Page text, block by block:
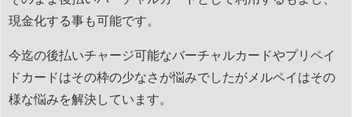
現金化する事も可能です。
今迄の後払いチャージ可能なバーチャルカードやプリペイ
ドカードはその枠の少なさが悩みでしたがメルペイはその
様な悩みを解決しています。